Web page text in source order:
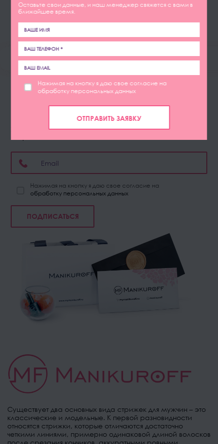
Успейте на лучшие условия!
Подпишитесь, чтобы не пропустить выгодные акции и
новые услуги.
Укажите ваш e-mail и будьте в курсе всех новиное и
ПОДПИСАТЬСЯ
Нажимая на кнопку я даю свое согласие на
обработку персональных данных
Существует два основных вида стрижек для мужчин – это
классические и модельные. К первой разновидности
относятся стрижки, которые отличаются достаточно
четкими линиями, примерно одинаковой длиной волосков
Оставьте свои данные, и наш менеджер свяжется с вами в
ближайшее время.
Нажимая на кнопку я даю свое согласие на
обработку персональных данных
ОТПРАВИТЬ ЗАЯВКУ